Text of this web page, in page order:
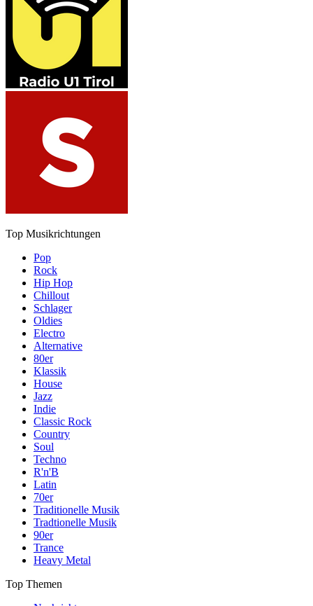
Top Musikrichtungen
Pop
Rock
Hip Hop
Chillout
Schlager
Oldies
Electro
Alternative
80er
Klassik
House
Jazz
Indie
Classic Rock
Country
Soul
Techno
R'n'B
Latin
70er
Traditionelle Musik
Tradtionelle Musik
90er
Trance
Heavy Metal
Top Themen